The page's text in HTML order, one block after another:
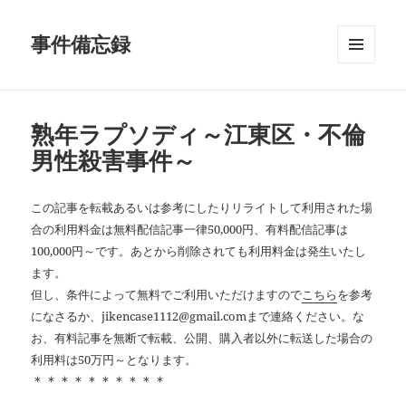
事件備忘録
ット
熟年ラプソディ～江東区・不倫
男性殺害事件～
この記事を転載あるいは参考にしたりリライトして利用された場
合の利用料金は無料配信記事一律50,000円、有料配信記事は
100,000円～です。あとから削除されても利用料金は発生いたし
ます。
但し、条件によって無料でご利用いただけますのでこちらを参考
になさるか、jikencase1112@gmail.comまで連絡ください。な
お、有料記事を無断で転載、公開、購入者以外に転送した場合の
利用料は50万円～となります。
＊＊＊＊＊＊＊＊＊＊